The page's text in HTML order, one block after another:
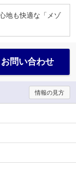
地も快適な「メゾ
お問い合わせ
情報の見方